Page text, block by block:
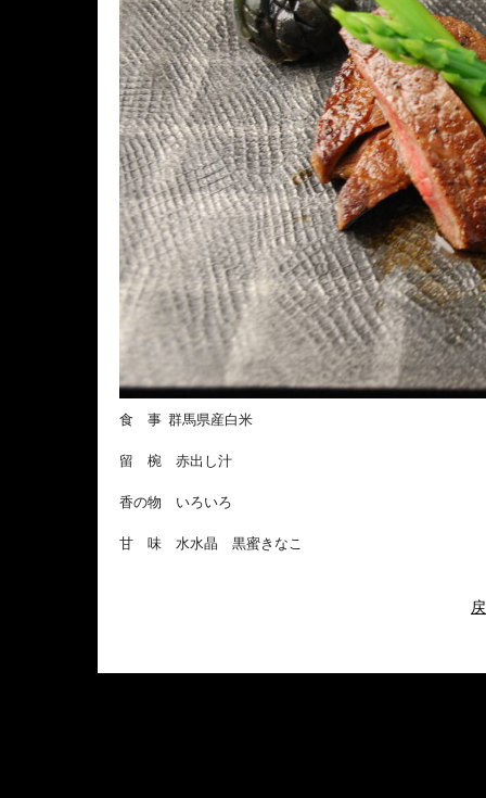
食 事 群馬県産白米
留 椀 赤出し汁
香の物 いろいろ
甘 味 水水晶 黒蜜きなこ